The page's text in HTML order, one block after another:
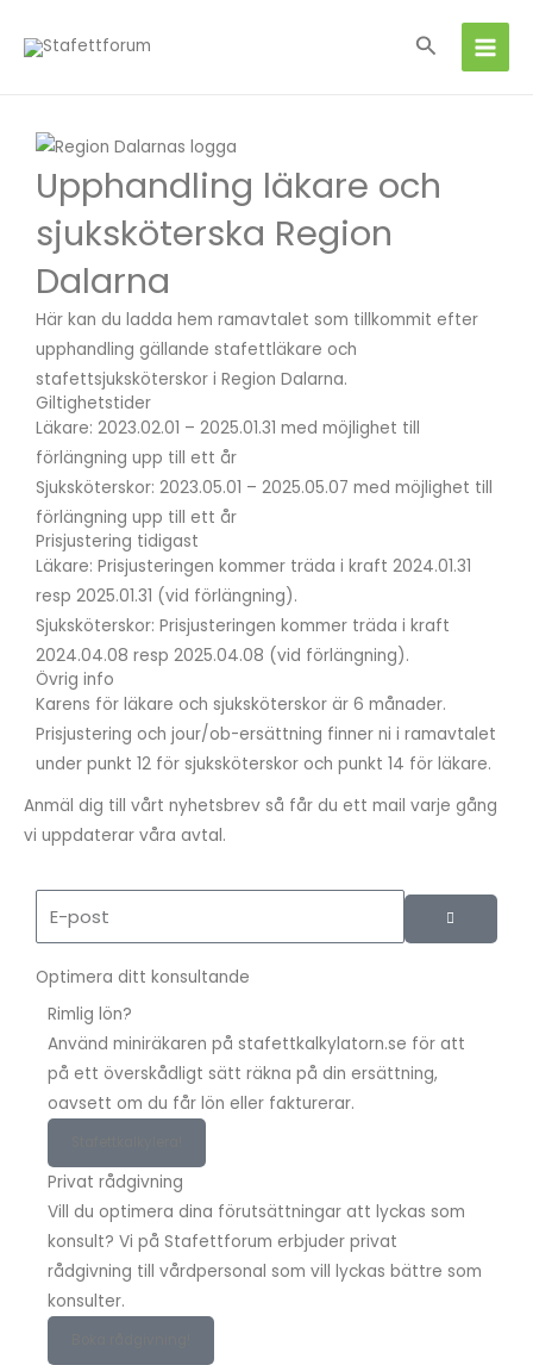
Sök
Upphandling läkare och
sjuksköterska Region
Dalarna
Här kan du ladda hem ramavtalet som tillkommit efter
upphandling gällande stafettläkare och
stafettsjuksköterskor i Region Dalarna.
Giltighetstider
Läkare: 2023.02.01 – 2025.01.31 med möjlighet till
förlängning upp till ett år
Sjuksköterskor: 2023.05.01 – 2025.05.07 med möjlighet till
förlängning upp till ett år
Prisjustering tidigast
Läkare: Prisjusteringen kommer träda i kraft 2024.01.31
resp 2025.01.31 (vid förlängning).
Sjuksköterskor: Prisjusteringen kommer träda i kraft
2024.04.08 resp 2025.04.08 (vid förlängning).
Övrig info
Karens för läkare och sjuksköterskor är 6 månader.
Prisjustering och jour/ob-ersättning finner ni i ramavtalet
under punkt 12 för sjuksköterskor och punkt 14 för läkare.
Anmäl dig till vårt nyhetsbrev så får du ett mail varje gång
vi uppdaterar våra avtal.
S
I
K
Optimera ditt konsultande
Rimlig lön?
Använd miniräkaren på stafettkalkylatorn.se för att
på ett överskådligt sätt räkna på din ersättning,
oavsett om du får lön eller fakturerar.
Privat rådgivning
Vill du optimera dina förutsättningar att lyckas som
konsult? Vi på Stafettforum erbjuder privat
rådgivning till vårdpersonal som vill lyckas bättre som
konsulter.